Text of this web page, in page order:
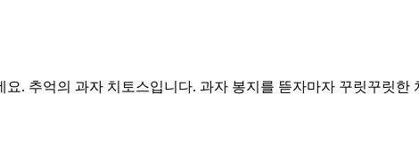
. 추억의 과자 치토스입니다. 과자 봉지를 뜯자마자 꾸릿꾸릿